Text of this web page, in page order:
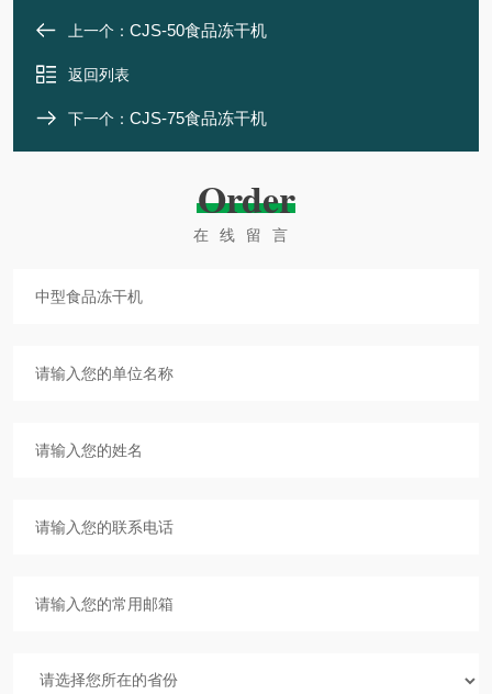
上一个： CJS-50食品冻干机
返回列表
下一个： CJS-75食品冻干机
Order
在线留言